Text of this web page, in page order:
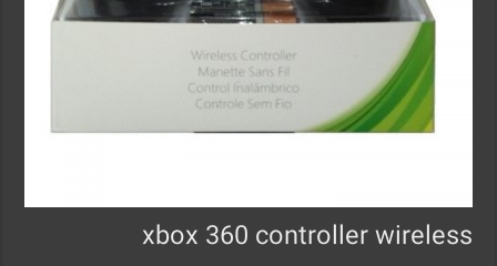
xbox 360 controller wireless